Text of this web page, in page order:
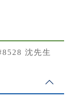
沈先生